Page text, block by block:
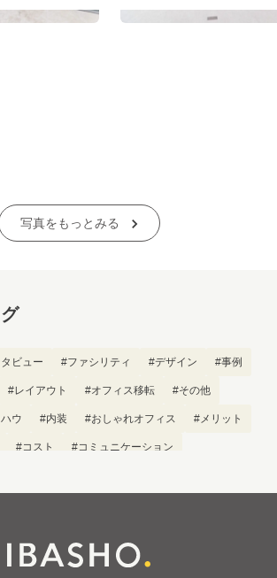
写真をもっとみる
ビュー #ファシリティ #デザイン #事例
#レイアウト #オフィス移転 #その他
ウ #内装 #おしゃれオフィス #メリット
#コスト #コミュニケーション